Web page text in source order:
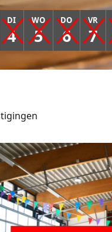
DI
4
WO
5
DO
6
VR
7